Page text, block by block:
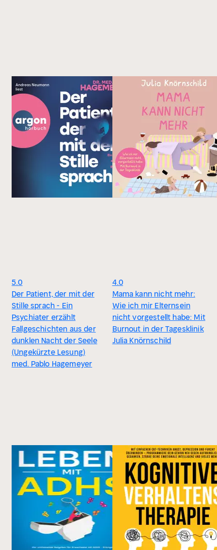
5.0
Der Patient, der mit der
Stille sprach - Ein
Psychiater erzählt
Fallgeschichten aus der
dunklen Nacht der Seele
(Ungekürzte Lesung)
med. Pablo Hagemeyer
4.0
Mama kann nicht mehr:
Wie ich mir Elternsein
nicht vorgestellt habe: Mit
Burnout in der Tagesklinik
Julia Knörnschild